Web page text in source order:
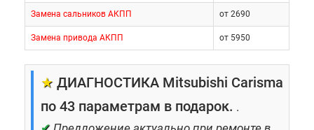
Замена сальников АКПП от 2690
Замена привода АКПП от 5950
★ ДИАГНОСТИКА Mitsubishi Carisma
по 43 параметрам в подарок. .